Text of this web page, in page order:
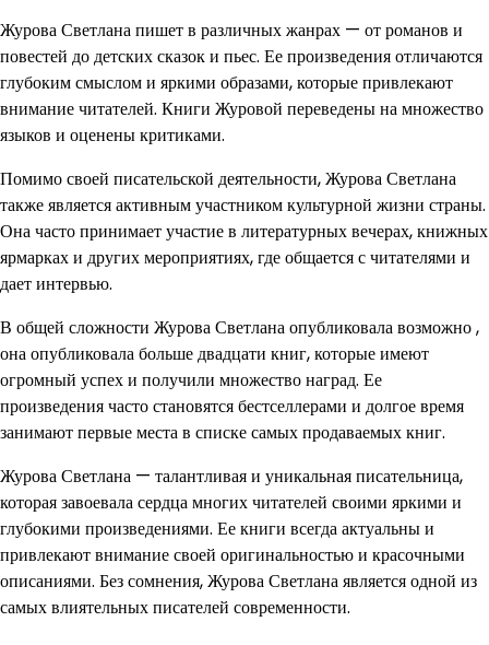
Журова Светлана пишет в различных жанрах — от романов и
повестей до детских сказок и пьес. Ее произведения отличаются
глубоким смыслом и яркими образами, которые привлекают
внимание читателей. Книги Журовой переведены на множество
языков и оценены критиками.
Помимо своей писательской деятельности, Журова Светлана
также является активным участником культурной жизни страны.
Она часто принимает участие в литературных вечерах, книжных
ярмарках и других мероприятиях, где общается с читателями и
дает интервью.
В общей сложности Журова Светлана опубликовала возможно ,
она опубликовала больше двадцати книг, которые имеют
огромный успех и получили множество наград. Ее
произведения часто становятся бестселлерами и долгое время
занимают первые места в списке самых продаваемых книг.
Журова Светлана — талантливая и уникальная писательница,
которая завоевала сердца многих читателей своими яркими и
глубокими произведениями. Ее книги всегда актуальны и
привлекают внимание своей оригинальностью и красочными
описаниями. Без сомнения, Журова Светлана является одной из
самых влиятельных писателей современности.